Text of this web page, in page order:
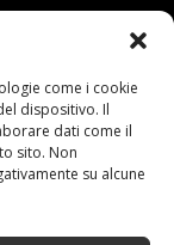
come i cookie
dispositivo. Il
dati come il
sito. Non
su alcune